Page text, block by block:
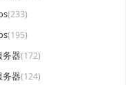
(233)
(195)
务器(172)
务器(124)